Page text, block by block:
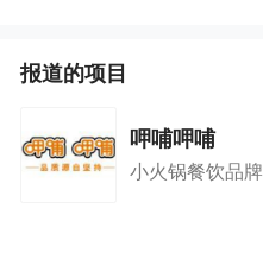
报道的项目
呷哺呷哺
小火锅餐饮品牌